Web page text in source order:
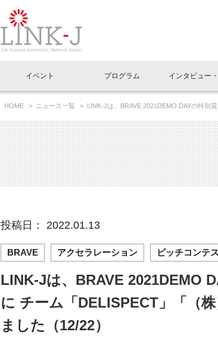
イベントお知らせメール登録
イベント
イベント一覧
LINK-J主催・共催 特別会員開催
LINK-J協賛・協力 出展・参加
プログラム
Out of Box相談室
インタビュー
インタビュー・コラム一覧
スペシャルインタビュー ベン
連載コラム サポ
ニュース一覧
トピック プレスリリース
メディア情報 海外関連
協賛・協力
理事長挨拶 Why
国内外連携 サポ
組織概要 パン
特別会員一覧 特別
専用メニューはこちら
ラウンジ・会議室 オフ
アクセス
HOME ニュース一覧 LINK-Jは、BRAVE 2021DEMO DAYの特別
投稿日： 2022.01.13
BRAVE アクセラレーション ピッチコンテ
LINK-Jは、BRAVE 2021DEMO
に チーム「DELISPECT」「（
ました（12/22）